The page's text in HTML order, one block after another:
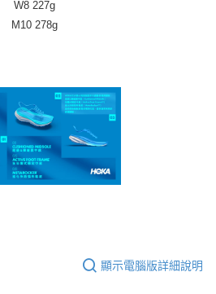
W8 227g
M10 278g
顯示電腦版詳細說明